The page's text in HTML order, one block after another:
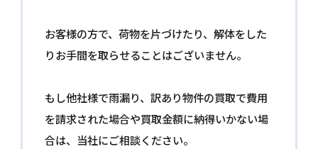
お客様の方で、荷物を片づけたり、解体をした
りお手間を取らせることはございません。
もし他社様で雨漏り、訳あり物件の買取で費用
を請求された場合や買取金額に納得いかない場
合は、当社にご相談ください。